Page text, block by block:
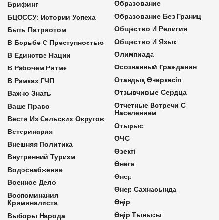
Брифинг
БЦОССУ: Истории Успеха
Быть Патриотом
В Борьбе С Преступностью
В Единстве Нации
В Рабочем Ритме
В Рамках ГЧП
Важно Знать
Ваше Право
Вести Из Сельских Округов
Ветеринария
Внешняя Политика
Внутренний Туризм
Водоснабжение
Военное Дело
Воспоминания
Криминалиста
Выборы Народа
Образование
Образование Без Границ
Общество И Религия
Общество И Язык
Олимпиада
Осознанный Гражданин
Отандық Өнеркәсіп
Отзывчивые Сердца
Отчетные Встречи С
Населением
Отырыс
ОЧС
Өзекті
Өнеге
Өнер
Өнер Сахнасында
Өңір
Өңір Тынысы